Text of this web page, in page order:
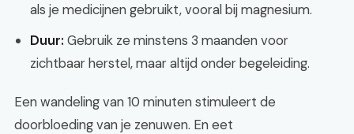
als je medicijnen gebruikt, vooral bij magnesium.
Duur: Gebruik ze minstens 3 maanden voor
zichtbaar herstel, maar altijd onder begeleiding.
Een wandeling van 10 minuten stimuleert de
doorbloeding van je zenuwen. En eet